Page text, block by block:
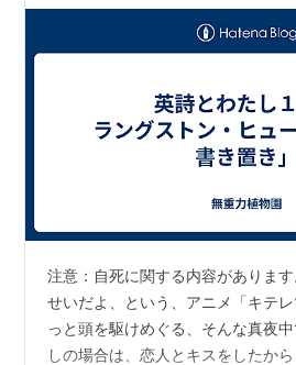
注意：自死に関する内容がありま
せいだよ、という、アニメ「キテ
っと頭を駆けめぐる、そんな真夜
しの場合は、恋人とキスをしたか